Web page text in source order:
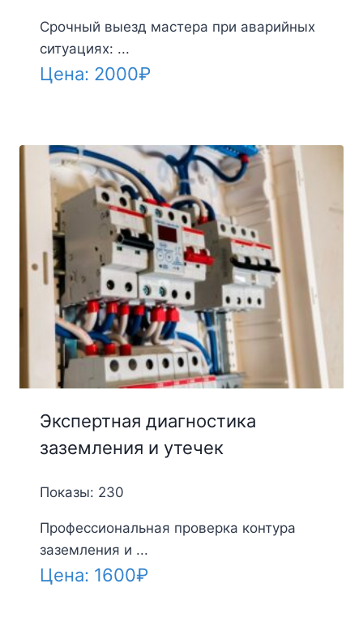
Срочный выезд мастера при аварийных
ситуациях: ...
Цена: 2000₽
Экспертная диагностика
заземления и утечек
Показы: 230
Профессиональная проверка контура
заземления и ...
Цена: 1600₽